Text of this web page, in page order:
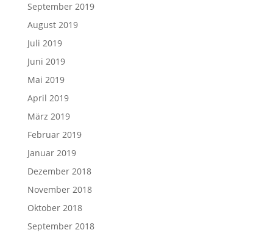
September 2019
August 2019
Juli 2019
Juni 2019
Mai 2019
April 2019
März 2019
Februar 2019
Januar 2019
Dezember 2018
November 2018
Oktober 2018
September 2018